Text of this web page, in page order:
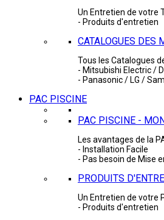
Un Entretien de votre
- Produits d'entretien
CATALOGUES DES
Tous les Catalogues
- Mitsubishi Electric /
- Panasonic / LG /
PAC PISCINE
PAC PISCINE -
Les avantages de la
- Installation Facile
- Pas besoin de Mise
PRODUITS
Un Entretien de votre
- Produits d'entretien